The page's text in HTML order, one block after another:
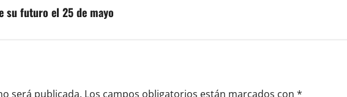
su futuro el 25 de mayo
será publicada. Los campos obligatorios están marcados con *